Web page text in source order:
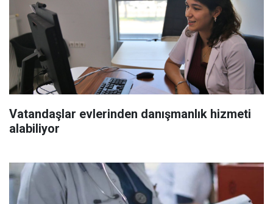
Vatandaşlar evlerinden danışmanlık hizmeti
alabiliyor